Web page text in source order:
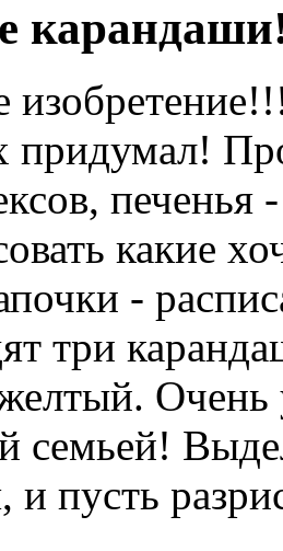
придумал!
печенья
какие
-
три
Очень
семьей!
и пусть